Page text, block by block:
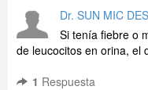
Dr. SUN MIC
Si tenía fiebre o
de leucocitos en orina, el
1 Respuesta